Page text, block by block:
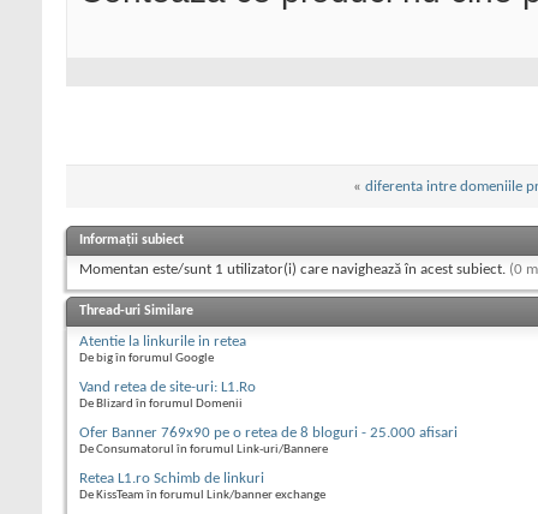
« diferenta intre domeniile
Informații subiect
Momentan este/sunt 1 utilizator(i) care navighează în acest subiect. (0
Thread-uri Similare
Atentie la linkurile in retea
De big în forumul Google
Vand retea de site-uri: L1.Ro
De Blizard în forumul Domenii
Ofer Banner 769x90 pe o retea de 8 bloguri - 25.000 afisari
De Consumatorul în forumul Link-uri/Bannere
Retea L1.ro Schimb de linkuri
De KissTeam în forumul Link/banner exchange